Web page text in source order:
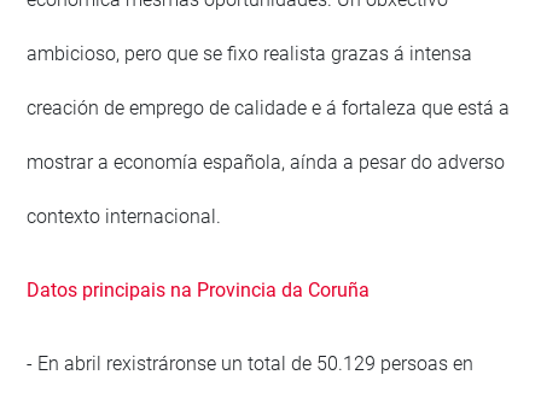
ambicioso, pero que se fixo realista grazas á intensa
creación de emprego de calidade e á fortaleza que está a
mostrar a economía española, aínda a pesar do adverso
contexto internacional.
Datos principais na Provincia da Coruña
- En abril rexistráronse un total de 50.129 persoas en